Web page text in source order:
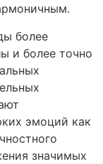
более
и более точно
эмоций как
значимых